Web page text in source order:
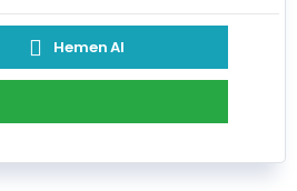
Hemen Al